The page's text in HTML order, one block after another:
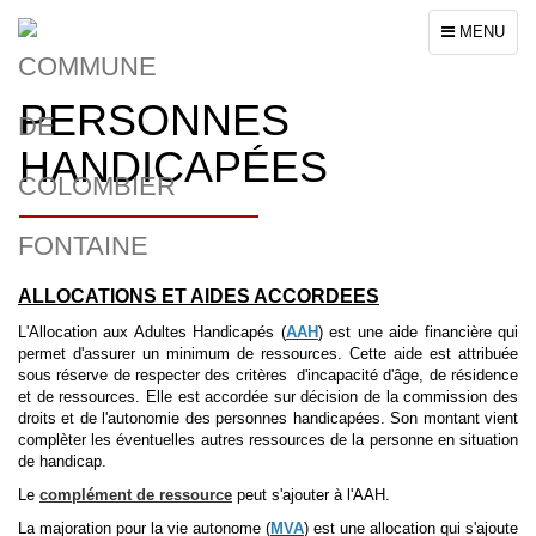
Toggle
navigation
MENU
PERSONNES
HANDICAPÉES
ALLOCATIONS ET AIDES ACCORDEES
L'Allocation aux Adultes Handicapés (AAH) est une aide financière qui
permet d'assurer un minimum de ressources. Cette aide est attribuée
sous réserve de respecter des critères d'incapacité d'âge, de résidence
et de ressources. Elle est accordée sur décision de la commission des
droits et de l'autonomie des personnes handicapées. Son montant vient
complèter les éventuelles autres ressources de la personne en situation
de handicap.
Le complément de ressource peut s'ajouter à l'AAH.
La majoration pour la vie autonome (MVA) est une allocation qui s'ajoute